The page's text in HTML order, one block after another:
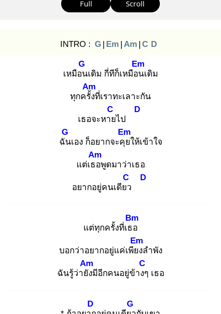
Full Scroll
INTRO : G | Em | Am | C D
เหมือน
G
เดิม กี่ทีก็เหมือน
Em
เดิม
ทุกครั้ง
Am
ที่เราทะเลาะกัน
เธอจะหาย
C
ไป
D
ฉัน
G
เอง ก็อยากจะคุย
Em
ให้เข้าใจ
แต่เธอ
Am
พูดมาว่าเธอ
อยากอยู่คนเดียว
C D
แต่ทุกครั้งที่เธอ
Bm
บอกว่าอยากอยู่แค่เพียง
Em
ลำพัง
ฉันรู้ว่ายัง
Am
มีอีกคนอยู่ข้างๆ
C
เธอ
D
G